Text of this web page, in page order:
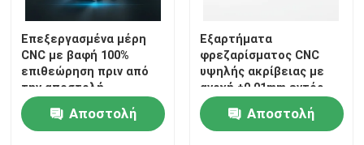
Μέρη κοπής με λέιζερ
CNC μέρη σφράγισης
3D Τυποποιημένα Μέρη
Επεξεργασμένα μέρη
CNC με βαφή 100%
επιθεώρηση πριν από
την αποστολή
Αποστολή
Εξαρτήματα
φρεζαρίσματος CNC
υψηλής ακρίβειας με
ανοχή ±0.01mm εντός
των απαιτήσεων του
πελάτη Αποστολή